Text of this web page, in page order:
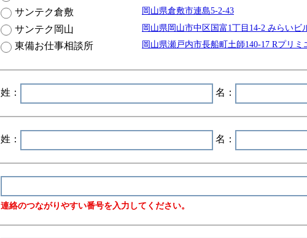
サンテク倉敷 岡山県倉敷市連島5-2-43
サンテク岡山 岡山県岡山市中区国富1丁目14-2 みらいビ
東備お仕事相談所 岡山県瀬戸内市長船町土師140-17 Rプリミ
姓： 名：
姓： 名：
連絡のつながりやすい番号を入力してください。